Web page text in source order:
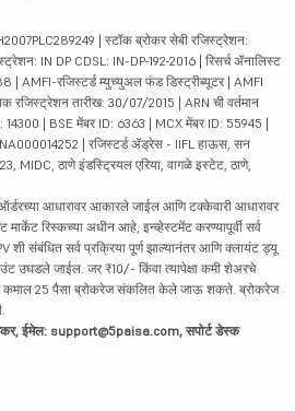
| स्टॉक ब्रोकर सेबी रजिस्ट्रेशन:
IN DP CDSL: IN-DP-192-2016 | रिसर्च ॲनालिस्ट
| AMFI-रजिस्टर्ड म्युच्युअल फंड डिस्ट्रीब्यूटर | AMFI
रजिस्ट्रेशन तारीख: 30/07/2015 | ARN ची वर्तमान
| BSE मेंबर ID: 6363 | MCX मेंबर ID: 55945 |
| रजिस्टर्ड ॲड्रेस - IIFL हाऊस, सन
MIDC, ठाणे इंडस्ट्रियल एरिया, वागळे इस्टेट, ठाणे,
आधारावर आकारले जाईल आणि टक्केवारी आधारावर
मार्केट रिस्कच्या अधीन आहे, इन्व्हेस्टमेंट करण्यापूर्वी सर्व
शी संबंधित सर्व प्रक्रिया पूर्ण झाल्यानंतर आणि क्लायंट ड्यू
उघडले जाईल. जर ₹10/- किंवा त्यापेक्षा कमी शेअरचे
कमाल 25 पैसा ब्रोकरेज संकलित केले जाऊ शकते. ब्रोकरेज
ईमेल: support@5paisa.com, सपोर्ट डेस्क